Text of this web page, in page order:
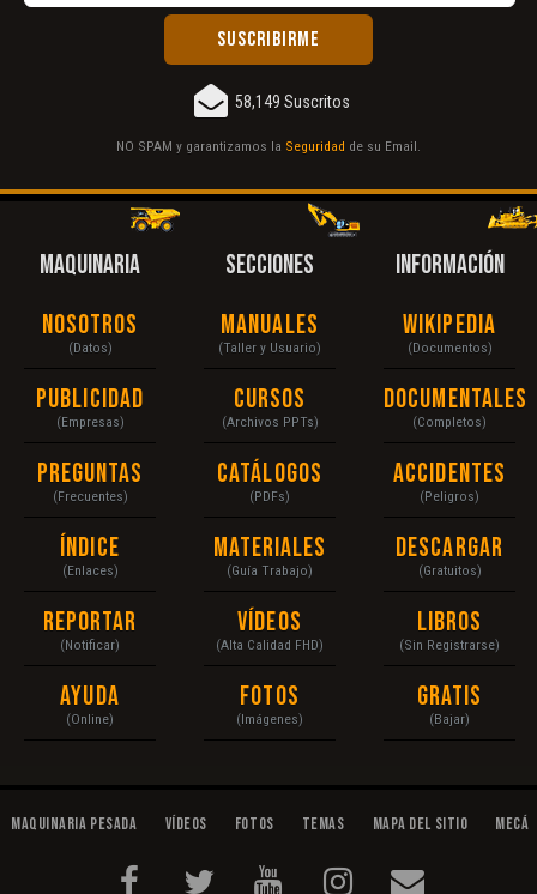
58,149 Suscritos
NO SPAM y garantizamos la Seguridad de su Email.
MAQUINARIA
Nosotros
(Datos)
Publicidad
(Empresas)
Preguntas
(Frecuentes)
Índice
(Enlaces)
Reportar
(Notificar)
Ayuda
(Online)
SECCIONES
Manuales
(Taller y Usuario)
Cursos
(Archivos PPTs)
Catálogos
(PDFs)
Materiales
(Guía Trabajo)
Vídeos
(Alta Calidad FHD)
Fotos
(Imágenes)
INFORMACIÓN
Wikipedia
(Documentos)
Documentales
(Completos)
Accidentes
(Peligros)
Descargar
(Gratuitos)
Libros
(Sin Registrarse)
Gratis
(Bajar)
Maquinaria Pesada Vídeos Fotos Temas Mapa del Sitio